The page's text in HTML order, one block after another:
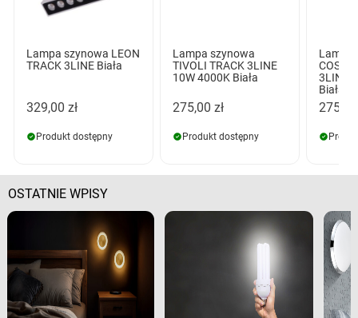
Lampa szynowa LEON
TRACK 3LINE Biała
329,00 zł
Produkt dostępny
Lampa szynowa
TIVOLI TRACK 3LINE
10W 4000K Biała
275,00 zł
Produkt dostępny
Lampa
COSTA
3LINE
Biała
275,00
OSTATNIE WPISY